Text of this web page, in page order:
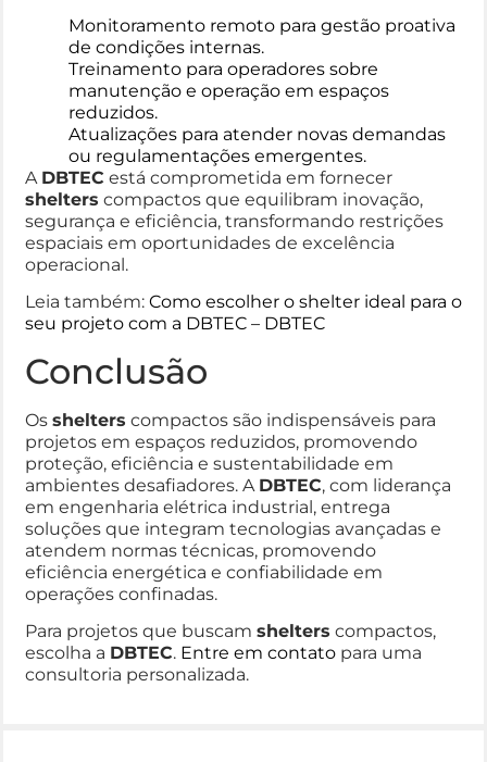
Monitoramento remoto para gestão proativa
de condições internas.
Treinamento para operadores sobre
manutenção e operação em espaços
reduzidos.
Atualizações para atender novas demandas
ou regulamentações emergentes.
A DBTEC está comprometida em fornecer
shelters compactos que equilibram inovação,
segurança e eficiência, transformando restrições
espaciais em oportunidades de excelência
operacional.
Leia também: Como escolher o shelter ideal para o
seu projeto com a DBTEC – DBTEC
Conclusão
Os shelters compactos são indispensáveis para
projetos em espaços reduzidos, promovendo
proteção, eficiência e sustentabilidade em
ambientes desafiadores. A DBTEC, com liderança
em engenharia elétrica industrial, entrega
soluções que integram tecnologias avançadas e
atendem normas técnicas, promovendo
eficiência energética e confiabilidade em
operações confinadas.
Para projetos que buscam shelters compactos,
escolha a DBTEC. Entre em contato para uma
consultoria personalizada.